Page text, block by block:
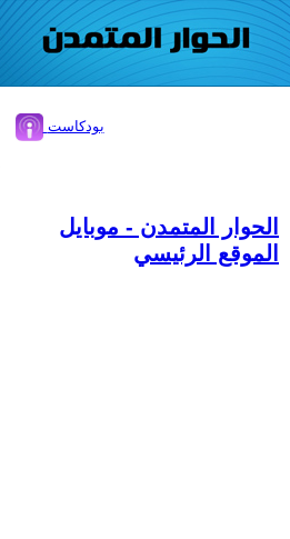
بودكاست
الحوار المتمدن - موبايل
الموقع الرئيسي